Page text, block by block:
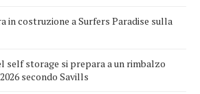
in costruzione a Surfers Paradise sulla
self storage si prepara a un rimbalzo
secondo Savills